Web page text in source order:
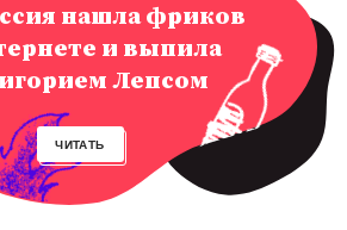
нашла фриков
и выпила
Лепсом
ЧИТАТЬ